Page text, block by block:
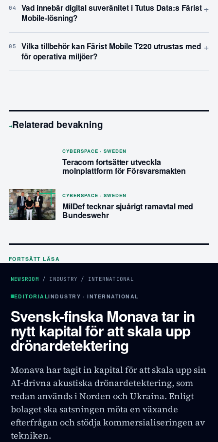
04
Vad innebär digital suveränitet i Tutus Data:s Färist
Mobile-lösning?
+
05
Vilka tillbehör kan Färist Mobile T220 utrustas med
för operativa miljöer?
+
→Relaterad bevakning
CYBERSPACE · SWEDEN
Teracom fortsätter utveckla
molnplattform för Försvarsmakten
CYBERSPACE · SWEDEN
MilDef tecknar sjuårigt ramavtal med
Bundeswehr
FORTSÄTT LÄSA
NEWSROOM / INDUSTRY / INTERNATIONAL
EDITORIALINDUSTRY · INTERNATIONAL
Svensk-finska Monava tar in
nytt kapital för att skala upp
drönardetektering
Monava har tagit in kapital för att skala upp sin
AI-drivna akustiska drönardetektering, som
redan används i Norden och Ukraina. Enligt
bolaget ska satsningen möta en växande
efterfrågan och stödja kommersialiseringen av
tekniken.